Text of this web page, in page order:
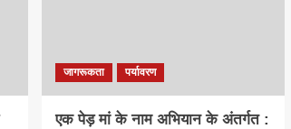
जागरूकता पर्यावरण
एक पेड़ मां के नाम अभियान के अंतर्गत :